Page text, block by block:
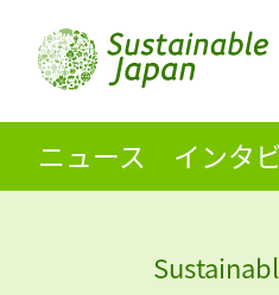
ニュース インタ